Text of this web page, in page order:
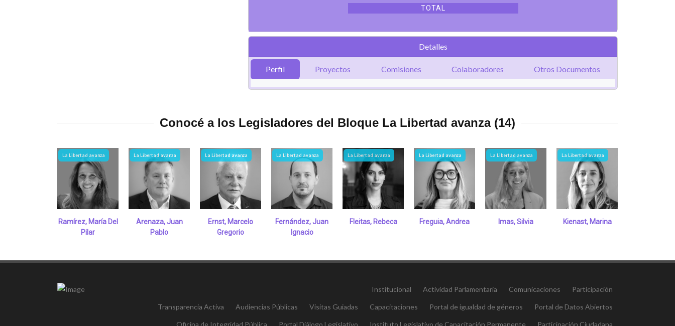
TOTAL
Detalles
Perfil Proyectos Comisiones Colaboradores Otros Documentos
Conocé a los Legisladores del Bloque La Libertad avanza (14)
La Libertad avanza
Ramírez, María Del
Pilar
La Libertad avanza
Arenaza, Juan
Pablo
La Libertad avanza
Ernst, Marcelo
Gregorio
La Libertad avanza
Fernández, Juan
Ignacio
La Libertad avanza
Fleitas, Rebeca
La Libertad avanza
Freguia, Andrea
La Libertad avanza
Imas, Silvia
La Libertad avanza
Kienast, Marina
Institucional Actividad Parlamentaria Comunicaciones Participación
Transparencia Activa Audiencias Públicas Visitas Guiadas Capacitaciones Portal de igualdad de géneros Portal de Datos Abiertos
Oficina de Integridad Pública Portal Diálogo Legislativo Instituto Legislativo de Capacitación Permanente Participación Ciudadana